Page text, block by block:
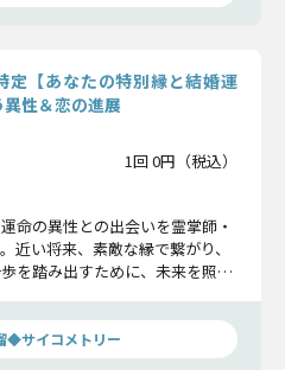
定【あなたの特別縁と結婚運
性＆恋の進展
1回 0円（税込）
命の異性との出会いを霊掌師・
近い将来、素敵な縁で繋がり、
を踏み出すために、未来を照ら
◆サイコメトリー